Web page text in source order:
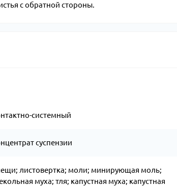
с обратной стороны.
системный
суспензии
листовертка; моли; минирующая моль;
муха; тля; капустная муха; капустная